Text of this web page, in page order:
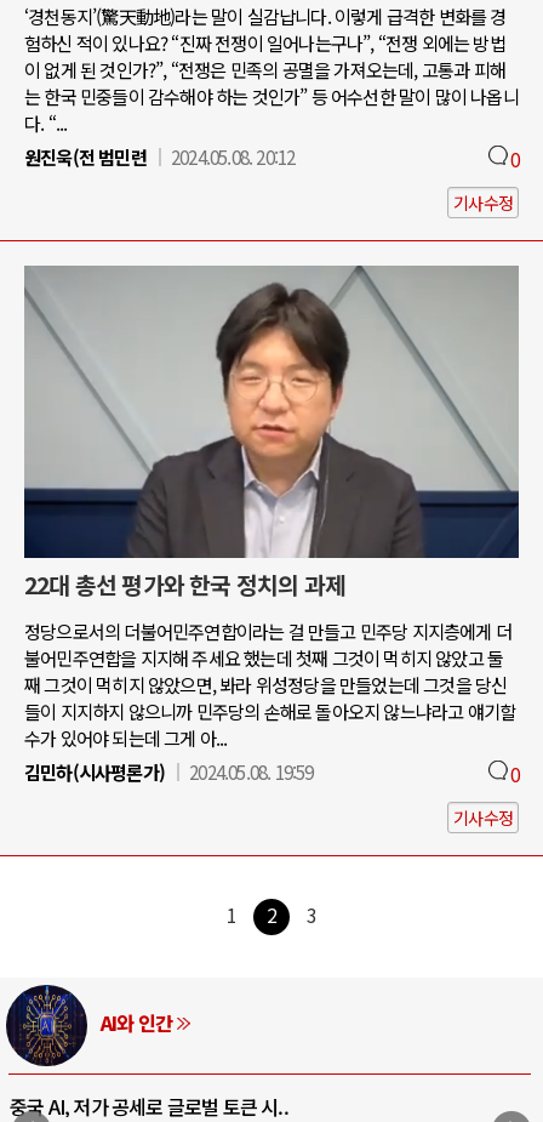
‘경천동지’(驚天動地)라는 말이 실감납니다. 이렇게 급격한 변화를 경
험하신 적이 있나요? “진짜 전쟁이 일어나는구나”, “전쟁 외에는 방법
이 없게 된 것인가?”, “전쟁은 민족의 공멸을 가져오는데, 고통과 피해
는 한국 민중들이 감수해야 하는 것인가” 등 어수선한 말이 많이 나옵니
다. “...
원진욱(전 범민련
2024.05.08. 20:12 0
기사수정
22대 총선 평가와 한국 정치의 과제
정당으로서의 더불어민주연합이라는 걸 만들고 민주당 지지층에게 더
불어민주연합을 지지해 주세요 했는데 첫째 그것이 먹히지 않았고 둘
째 그것이 먹히지 않았으면, 봐라 위성정당을 만들었는데 그것을 당신
들이 지지하지 않으니까 민주당의 손해로 돌아오지 않느냐라고 얘기할
수가 있어야 되는데 그게 아...
김민하(시사평론가)
2024.05.08. 19:59 0
기사수정
1 2 3
AI와 인간
중국 AI, 저가 공세로 글로벌 토큰 시..